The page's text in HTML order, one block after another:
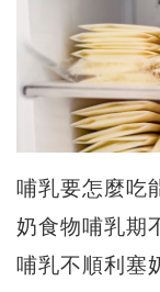
哺乳要怎麼吃
奶食物哺乳期
哺乳不順利塞